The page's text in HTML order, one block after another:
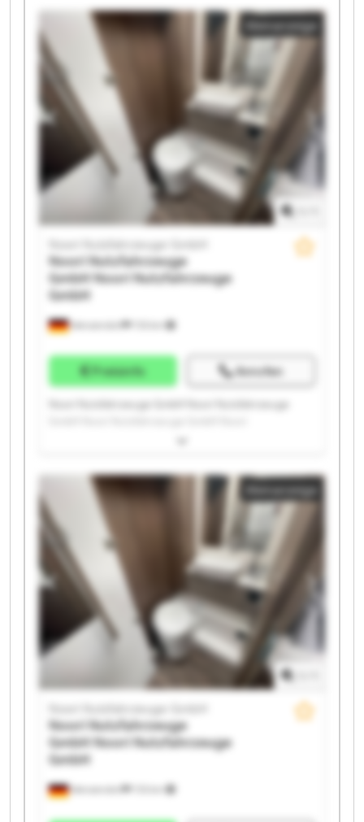
GmbH Noori Nutzfahrzeuge GmbH Noori
Nutzfahrzeuge GmbH Noori Nutzfahrzeuge GmbH
Noori Nutzfahrzeuge GmbH Noori Nutzfahrzeuge
GmbH Noori Nutzfahrzeuge GmbH Noori
Nutzfahrzeuge GmbH Noori Nutzfahrzeuge GmbH
Noori Nutzfahrzeuge GmbH Noori Nutzfahrzeuge
GmbH Noori Nutzfahrzeuge GmbH Noori
Nutzfahrzeuge GmbH Noori Nutzfahrzeuge GmbH
Kleinanzeige
Wenzendorf
Noori Nutzfahrzeuge GmbH
Noori Nutzfahrzeuge
GmbHNoori Nutzfahrzeuge
GmbH
Preisinfo Anrufen
Nutzfahrzeuge GmbH Noori Nutzfahrzeuge GmbH
GmbH Noori Nutzfahrzeuge GmbH Noori
Nutzfahrzeuge GmbH Noori Nutzfahrzeuge GmbH
Noori Nutzfahrzeuge GmbH Noori Nutzfahrzeuge
GmbH Noori Nutzfahrzeuge GmbH Noori
Nutzfahrzeuge GmbH Noori Nutzfahrzeuge GmbH
Noori Nutzfahrzeuge GmbH Noori Nutzfahrzeuge
GmbH Noori Nutzfahrzeuge GmbH Noori
Nutzfahrzeuge GmbH Noori Nutzfahrzeuge GmbH
Kleinanzeige
Wenzendorf
Noori Nutzfahrzeuge GmbH
Noori Nutzfahrzeuge
GmbHNoori Nutzfahrzeuge
GmbH